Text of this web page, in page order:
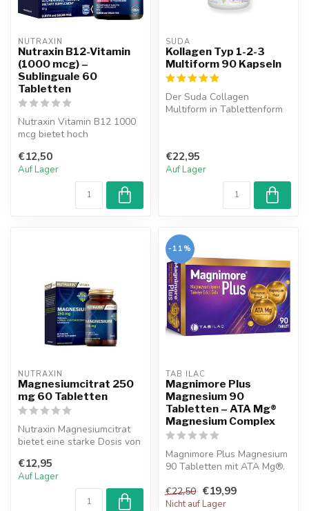
NUTRAXIN
Nutraxin B12-Vitamin
(1000 mcg) –
Sublinguale 60
Tabletten
Nutraxin Vitamin B12 1000
mcg bietet hoch
Methylcobalamin in Form...
€12,50
Auf Lager
SUDA
Kollagen Typ 1-2-3
Multiform 90 Kapseln
Der Suda Collagen
Multiform in Tablettenform
€22,95
Auf Lager
NUTRAXIN
Magnesiumcitrat 250
mg 60 Tabletten
Nutraxin Magnesiumcitrat
bietet eine starke Dosis von
Table...
€12,95
Auf Lager
-11%
TAB ILAC
Magnimore Plus
Magnesium 90
Tabletten – ATA Mg®
Magnesium Complex
Magnimore Plus Magnesium
90 Tabletten mit ATA Mg®.
Magnesium...
€22,50 €19,99
Nicht auf Lager